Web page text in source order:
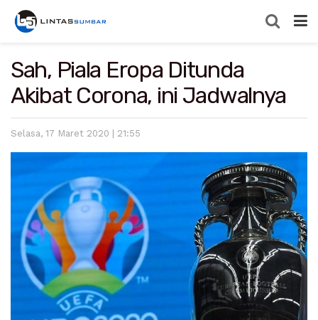
Sah, Piala Eropa Ditunda
Akibat Corona, ini Jadwalnya
Selasa, 17 Maret 2020 | 21:55